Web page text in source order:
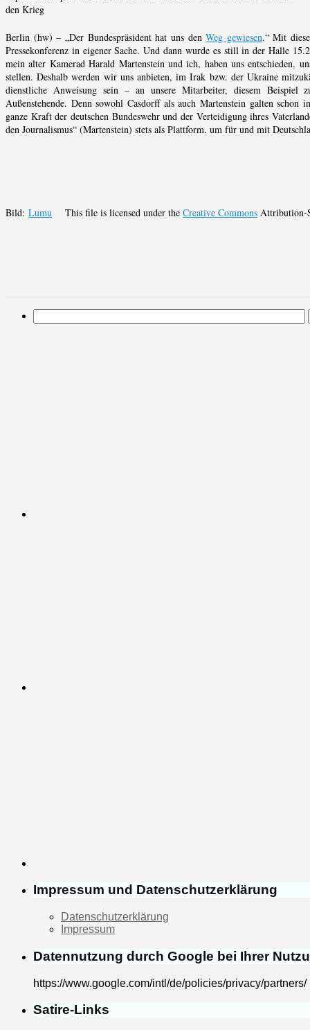
den Krieg
Berlin (hw) – „Der Bundespräsident hat uns denWeg gewiesen.“ Mit
Pressekonferenz in eigener Sache. Und dann wurde es still in der Halle
mein alter Kamerad Harald Martenstein und ich, haben uns entschieden,
stellen. Deshalb werden wir uns anbieten, im Irak bzw. der Ukraine
dienstliche Anweisung sein – an unsere Mitarbeiter, diesem Beispiel
Außenstehende. Denn sowohl Casdorff als auch Martenstein galten
ganze Kraft der deutschen Bundeswehr und der Verteidigung ihres
den Journalismus“ (Martenstein) stets als Plattform, um für und mit
Bild: Lumu This file is licensed under the Creative Commons
Impressum und Datenschutzerklärung
Datenschutzerklärung
Impressum
Datennutzung durch Google bei Ihrer
https://www.google.com/intl/de/policies/privacy/partners/
Satire-Links